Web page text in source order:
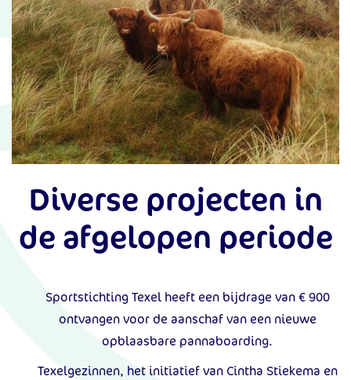
Diverse projecten in
de afgelopen periode
Sportstichting Texel heeft een bijdrage van € 900
ontvangen voor de aanschaf van een nieuwe
opblaasbare pannaboarding.
Texelgezinnen, het initiatief van Cintha Stiekema en